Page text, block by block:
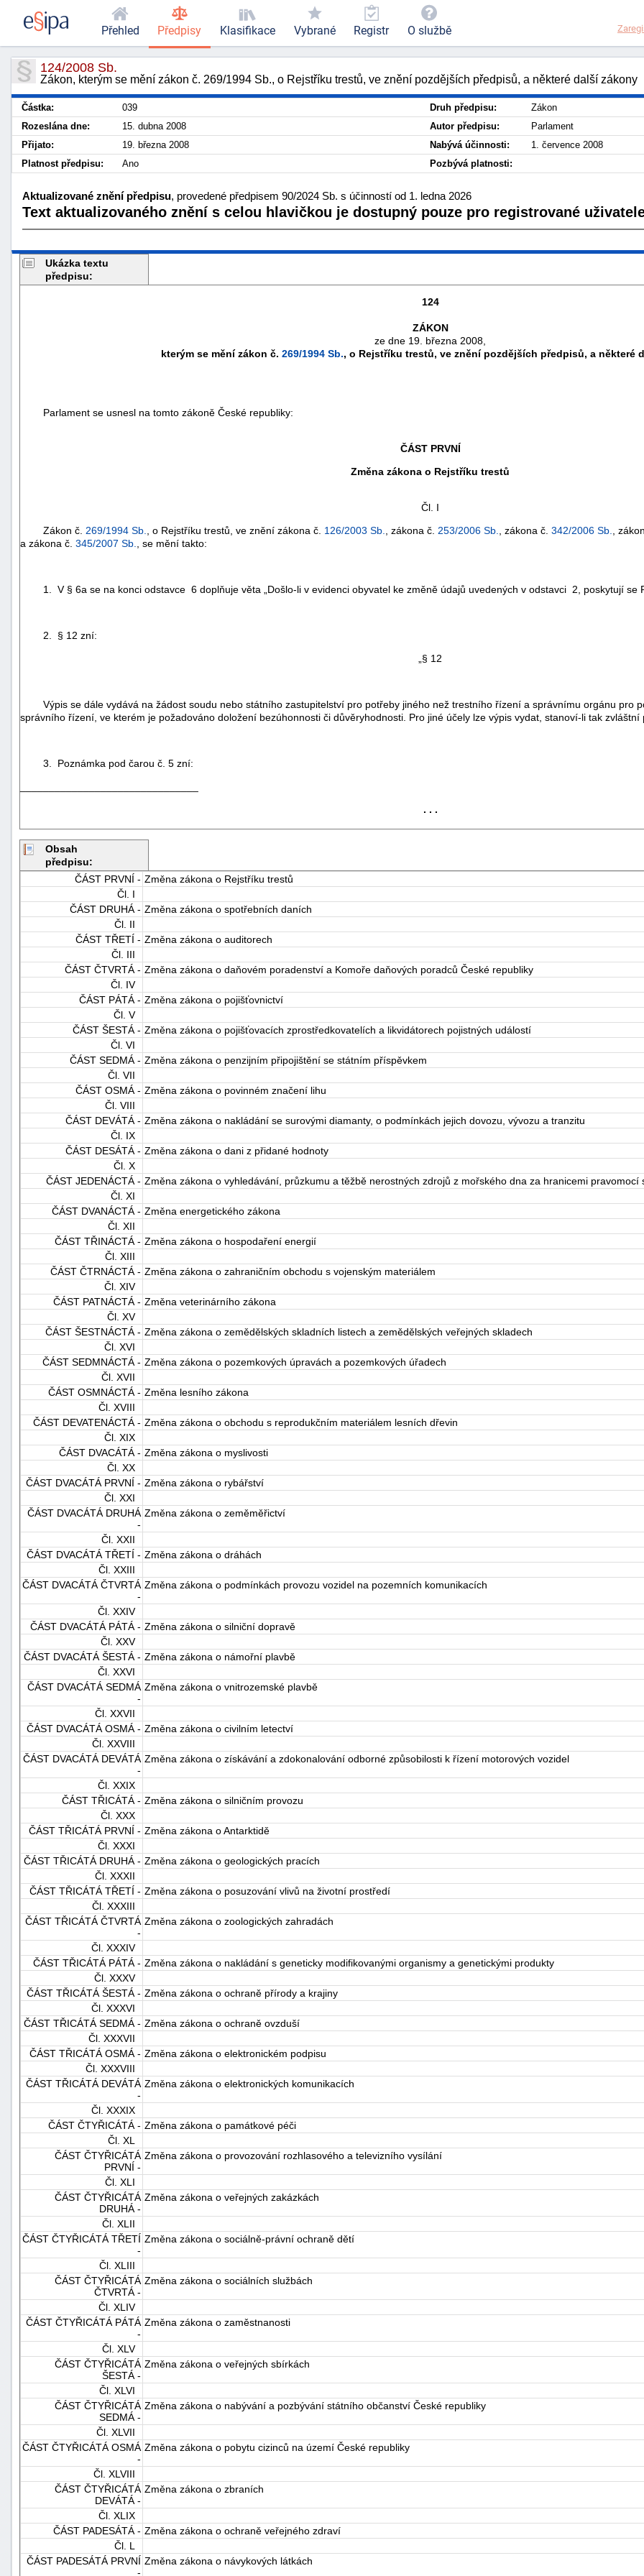
124/2008 Sb.
Zákon, kterým se mění zákon č. 269/1994 Sb., o Rejstříku trestů, ve znění pozdějších předpisů, a některé další zákony
Částka: 039 Druh předpisu:
Zákon
Rozeslána dne:
15. dubna 2008 Autor předpisu:
Parlament
Přijato:
19. března 2008 Nabývá účinnosti:
1. července 2008
Platnost předpisu:
Ano Pozbývá platnosti:
Aktualizované znění předpisu, provedené předpisem 90/2024 Sb. s účinností od 1. ledna 2026
Text aktualizovaného znění s celou hlavičkou je dostupný pouze pro registrované
Ukázka textu
předpisu:
124
ZÁKON
ze dne 19. března 2008,
kterým se mění zákon č. 269/1994 Sb., o Rejstříku trestů, ve znění pozdějších předpisů, a některé
Parlament se usnesl na tomto zákoně České republiky:
ČÁST PRVNÍ
Změna zákona o Rejstříku trestů
Čl. I
Zákon č. 269/1994 Sb. , o Rejstříku trestů, ve znění zákona č. 126/2003 Sb. , zákona č. 253/2006 Sb. , zákona č. 342/2006 Sb. ,
a zákona č. 345/2007 Sb. , se mění takto:
1. V § 6a se na konci odstavce 6 doplňuje věta „Došlo-li v evidenci obyvatel ke změně údajů uvedených v odstavci 2, poskytují se
2. § 12 zní:
„§ 12
Výpis se dále vydává na žádost soudu nebo státního zastupitelství pro potřeby jiného než trestního řízení a správnímu orgánu pro
správního řízení, ve kterém je požadováno doložení bezúhonnosti či důvěryhodnosti. Pro jiné účely lze výpis vydat, stanoví-li tak zvláštní
3. Poznámka pod čarou č. 5 zní:
. . .
Obsah
předpisu:
ČÁST PRVNÍ - Změna zákona o Rejstříku trestů
Čl. I
ČÁST DRUHÁ - Změna zákona o spotřebních daních
Čl. II
ČÁST TŘETÍ - Změna zákona o auditorech
Čl. III
ČÁST ČTVRTÁ - Změna zákona o daňovém poradenství a Komoře daňových poradců České republiky
Čl. IV
ČÁST PÁTÁ - Změna zákona o pojišťovnictví
Čl. V
ČÁST ŠESTÁ - Změna zákona o pojišťovacích zprostředkovatelích a likvidátorech pojistných událostí
Čl. VI
ČÁST SEDMÁ - Změna zákona o penzijním připojištění se státním příspěvkem
Čl. VII
ČÁST OSMÁ - Změna zákona o povinném značení lihu
Čl. VIII
ČÁST DEVÁTÁ - Změna zákona o nakládání se surovými diamanty, o podmínkách jejich dovozu, vývozu a tranzitu
Čl. IX
ČÁST DESÁTÁ - Změna zákona o dani z přidané hodnoty
Čl. X
ČÁST JEDENÁCTÁ - Změna zákona o vyhledávání, průzkumu a těžbě nerostných zdrojů z mořského dna za hranicemi pravomocí
Čl. XI
ČÁST DVANÁCTÁ - Změna energetického zákona
Čl. XII
ČÁST TŘINÁCTÁ - Změna zákona o hospodaření energií
Čl. XIII
ČÁST ČTRNÁCTÁ - Změna zákona o zahraničním obchodu s vojenským materiálem
Čl. XIV
ČÁST PATNÁCTÁ - Změna veterinárního zákona
Čl. XV
ČÁST ŠESTNÁCTÁ - Změna zákona o zemědělských skladních listech a zemědělských veřejných skladech
Čl. XVI
ČÁST SEDMNÁCTÁ - Změna zákona o pozemkových úpravách a pozemkových úřadech
Čl. XVII
ČÁST OSMNÁCTÁ - Změna lesního zákona
Čl. XVIII
ČÁST DEVATENÁCTÁ - Změna zákona o obchodu s reprodukčním materiálem lesních dřevin
Čl. XIX
ČÁST DVACÁTÁ - Změna zákona o myslivosti
Čl. XX
ČÁST DVACÁTÁ PRVNÍ - Změna zákona o rybářství
Čl. XXI
ČÁST DVACÁTÁ DRUHÁ
-
Změna zákona o zeměměřictví
Čl. XXII
ČÁST DVACÁTÁ TŘETÍ - Změna zákona o dráhách
Čl. XXIII
ČÁST DVACÁTÁ ČTVRTÁ
-
Změna zákona o podmínkách provozu vozidel na pozemních komunikacích
Čl. XXIV
ČÁST DVACÁTÁ PÁTÁ - Změna zákona o silniční dopravě
Čl. XXV
ČÁST DVACÁTÁ ŠESTÁ - Změna zákona o námořní plavbě
Čl. XXVI
ČÁST DVACÁTÁ SEDMÁ
-
Změna zákona o vnitrozemské plavbě
Čl. XXVII
ČÁST DVACÁTÁ OSMÁ - Změna zákona o civilním letectví
Čl. XXVIII
ČÁST DVACÁTÁ DEVÁTÁ
-
Změna zákona o získávání a zdokonalování odborné způsobilosti k řízení motorových vozidel
Čl. XXIX
ČÁST TŘICÁTÁ - Změna zákona o silničním provozu
Čl. XXX
ČÁST TŘICÁTÁ PRVNÍ - Změna zákona o Antarktidě
Čl. XXXI
ČÁST TŘICÁTÁ DRUHÁ - Změna zákona o geologických pracích
Čl. XXXII
ČÁST TŘICÁTÁ TŘETÍ - Změna zákona o posuzování vlivů na životní prostředí
Čl. XXXIII
ČÁST TŘICÁTÁ ČTVRTÁ
-
Změna zákona o zoologických zahradách
Čl. XXXIV
ČÁST TŘICÁTÁ PÁTÁ - Změna zákona o nakládání s geneticky modifikovanými organismy a genetickými produkty
Čl. XXXV
ČÁST TŘICÁTÁ ŠESTÁ - Změna zákona o ochraně přírody a krajiny
Čl. XXXVI
ČÁST TŘICÁTÁ SEDMÁ - Změna zákona o ochraně ovzduší
Čl. XXXVII
ČÁST TŘICÁTÁ OSMÁ - Změna zákona o elektronickém podpisu
Čl. XXXVIII
ČÁST TŘICÁTÁ DEVÁTÁ
-
Změna zákona o elektronických komunikacích
Čl. XXXIX
ČÁST ČTYŘICÁTÁ - Změna zákona o památkové péči
Čl. XL
ČÁST ČTYŘICÁTÁ
PRVNÍ -
Změna zákona o provozování rozhlasového a televizního vysílání
Čl. XLI
ČÁST ČTYŘICÁTÁ
DRUHÁ -
Změna zákona o veřejných zakázkách
Čl. XLII
ČÁST ČTYŘICÁTÁ TŘETÍ
-
Změna zákona o sociálně-právní ochraně dětí
Čl. XLIII
ČÁST ČTYŘICÁTÁ
ČTVRTÁ -
Změna zákona o sociálních službách
Čl. XLIV
ČÁST ČTYŘICÁTÁ PÁTÁ
-
Změna zákona o zaměstnanosti
Čl. XLV
ČÁST ČTYŘICÁTÁ
ŠESTÁ -
Změna zákona o veřejných sbírkách
Čl. XLVI
ČÁST ČTYŘICÁTÁ
SEDMÁ -
Změna zákona o nabývání a pozbývání státního občanství České republiky
Čl. XLVII
ČÁST ČTYŘICÁTÁ OSMÁ
-
Změna zákona o pobytu cizinců na území České republiky
Čl. XLVIII
ČÁST ČTYŘICÁTÁ
DEVÁTÁ -
Změna zákona o zbraních
Čl. XLIX
ČÁST PADESÁTÁ - Změna zákona o ochraně veřejného zdraví
Čl. L
ČÁST PADESÁTÁ PRVNÍ
-
Změna zákona o návykových látkách
Přehled Předpisy Klasifikace Vybrané Registr O službě